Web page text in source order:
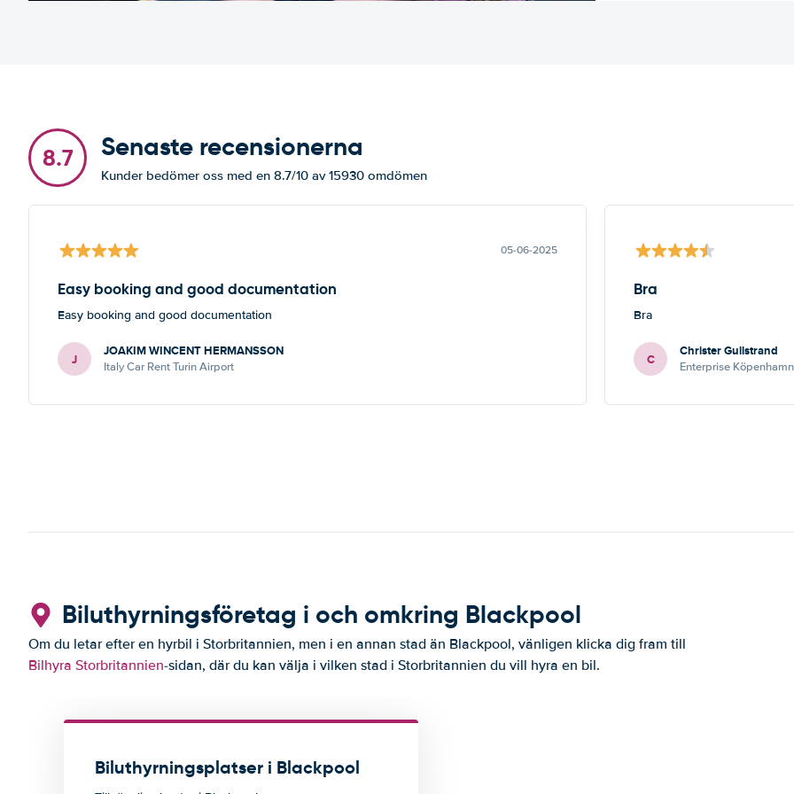
8.7 Senaste recensionerna
Kunder bedömer oss med en 8.7/10 av 15930 omdömen
05-06-2025
Easy booking and good documentation
Easy booking and good documentation
J JOAKIM WINCENT HERMANSSON
Italy Car Rent Turin Airport
Bra
Bra
C Christer Gullstrand
Enterprise
Biluthyrningsföretag i och omkring Blackpool
Om du letar efter en hyrbil i Storbritannien, men i en annan stad än Blackpool, vänligen klicka dig fram till
Bilhyra Storbritannien-sidan, där du kan välja i vilken stad i Storbritannien du vill hyra en bil.
Biluthyrningsplatser i Blackpool